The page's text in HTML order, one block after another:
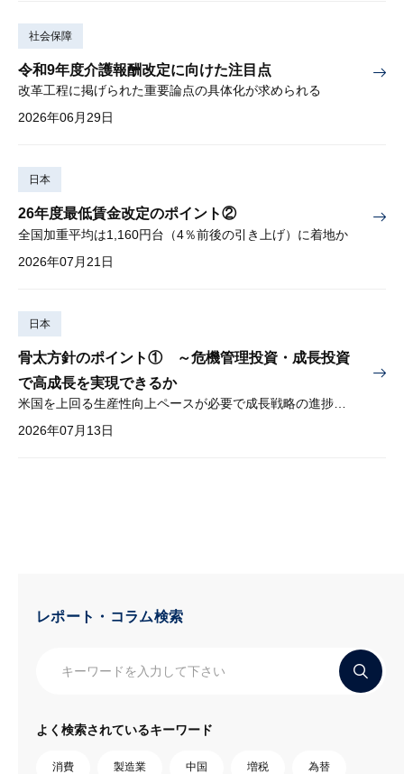
社会保障
令和9年度介護報酬改定に向けた注目点
改革工程に掲げられた重要論点の具体化が求められる
2026年06月29日
日本
26年度最低賃金改定のポイント②
全国加重平均は1,160円台（4％前後の引き上げ）に着地か
2026年07月21日
日本
骨太方針のポイント① ～危機管理投資・成長投資
で高成長を実現できるか
米国を上回る生産性向上ペースが必要で成長戦略の進捗管理も課題
2026年07月13日
レポート・コラム検索
よく検索されているキーワード
消費 製造業 中国 増税 為替